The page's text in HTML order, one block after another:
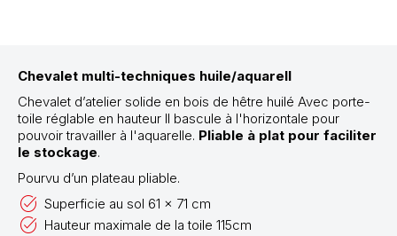
Chevalet multi-techniques huile/aquarell
Chevalet d’atelier solide en bois de hêtre huilé Avec porte-
toile réglable en hauteur Il bascule à l'horizontale pour
pouvoir travailler à l'aquarelle. Pliable à plat pour faciliter
le stockage.
Pourvu d’un plateau pliable.
Superficie au sol 61 x 71 cm
Hauteur maximale de la toile 115cm